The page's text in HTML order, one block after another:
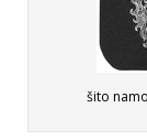
šito